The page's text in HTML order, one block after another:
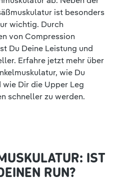
ist besonders
wichtig. Durch
von Compression
Du Deine Leistung und
Erfahre jetzt mehr über
wie Du
Dir die Upper Leg
schneller zu werden.
IST
RUN?